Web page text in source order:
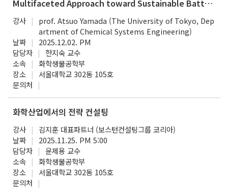
Multifaceted Approach toward Sustainable Batteries [Dongjin lectureship Award Lecture]
강사
prof. Atsuo Yamada (The University of Tokyo, Dep
artment of Chemical Systems Engineering)
날짜
2025.12.02. PM
담당자
한지숙 교수
소속
화학생물공학부
장소
서울대학교 302동 105호
문의처
화학산업에서의 전략 컨설팅
강사
김지훈 대표파트너 (보스턴컨설팅그룹 코리아)
날짜
2025.11.25. PM 5:00
담당자
윤제용 교수
소속
화학생물공학부
장소
서울대학교 302동 105호
문의처